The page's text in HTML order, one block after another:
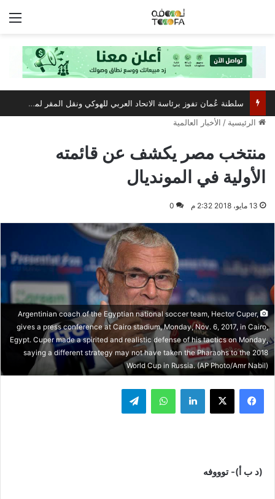
سلطنة عُمان تفوز برئاسة الاتحاد العربي للهوكي ونقل المقر لمسقط
الرئيسية / الأخبار العالمية
منتخب مصر يكشف عن قائمته
الأولية في المونديال
13 مايو، 2018 2:32 م 0
Argentinian coach of the Egyptian national soccer team, Hector Cuper,
gives a press conference at Cairo stadium, Monday, Nov. 6, 2017, in Cairo,
Egypt. Cuper made a spirited and realistic defense of his tactics on Monday,
saying a different strategy may not have taken the Pharaohs to the 2018
World Cup in Russia. (AP Photo/Amr Nabil)
فيسبوك ‫X لينكدإن واتساب تيلقرام
(د ب أ)- توووفه